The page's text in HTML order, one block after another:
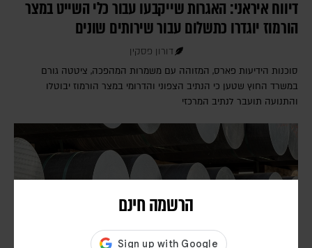
הרשמה חינם
דיווח איראני: האגרות שייקבעו עבור כלי השייט במצר
הורמוז יוגדרו כתשלום עבור שירותים שונים
דורון פסקין
סוכנות הידיעות פארס, המזוהה עם משמרות המהפכה, ציטטה גורם
במשרד החוץ שטען כי הנתיב הצפוני והדרומי במצר הורמוז יבוטלו
והתנועה תועבר לנתיב המרכזי